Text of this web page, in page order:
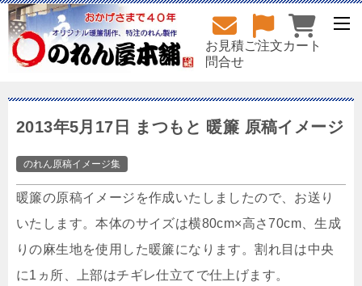
お見積
問合せ
ご注文カート
2013年5月17日 まつもと 暖簾 原稿イメージ
のれん原稿イメージ集
暖簾の原稿イメージを作成いたしましたので、お送り
いたします。本体のサイズは横80cm×高さ70cm、生成
りの麻生地を使用した暖簾になります。割れ目は中央
に1ヵ所、上部はチギレ仕立てで仕上げます。